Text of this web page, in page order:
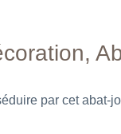
par cet abat-